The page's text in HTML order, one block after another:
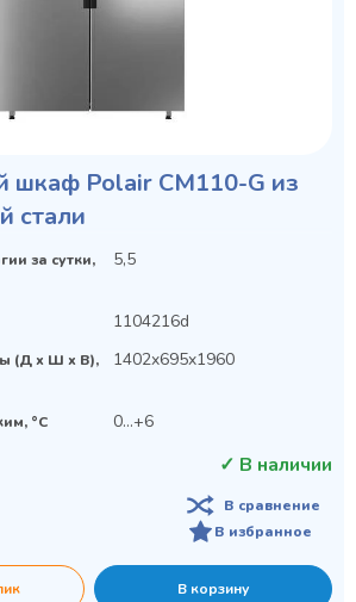
шкаф Polair CM110-G из
стали
за сутки,
5,5
1104216d
(Д х Ш х В),
1402x695x1960
°C 0…+6
✓ В наличии
В сравнение
В избранное
В корзину